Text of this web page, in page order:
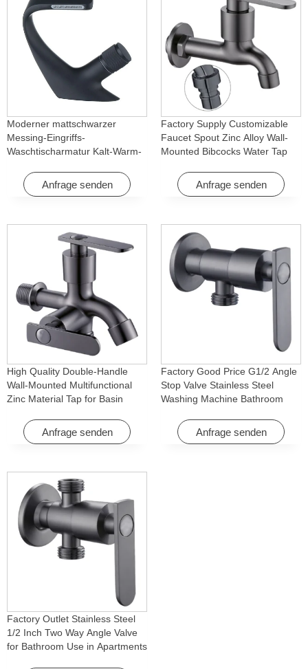
Moderner mattschwarzer
Messing-Eingriffs-
Waschtischarmatur Kalt-Warm-
Hotel & Wohnung
Anfrage senden
Factory Supply Customizable
Faucet Spout Zinc Alloy Wall-
Mounted Bibcocks Water Tap
Anfrage senden
High Quality Double-Handle
Wall-Mounted Multifunctional
Zinc Material Tap for Basin
Homes
Anfrage senden
Factory Good Price G1/2 Angle
Stop Valve Stainless Steel
Washing Machine Bathroom
Apartments & Hotels
Anfrage senden
Factory Outlet Stainless Steel
1/2 Inch Two Way Angle Valve
for Bathroom Use in Apartments